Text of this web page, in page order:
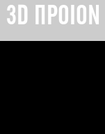
3D ΠΡΟΙΟΝ